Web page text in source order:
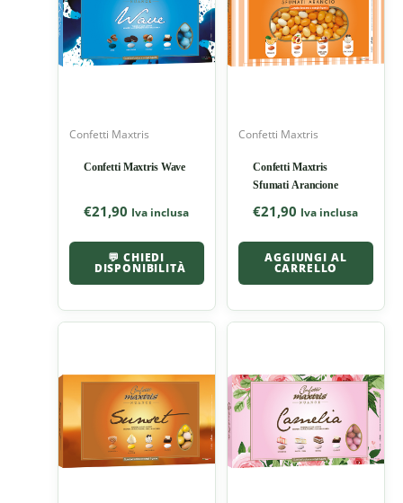
Confetti Maxtris
Confetti Maxtris Wave
€21,90 Iva inclusa
💬 CHIEDI
DISPONIBILITÀ
Confetti Maxtris
Confetti Maxtris
Sfumati Arancione
€21,90 Iva inclusa
AGGIUNGI AL
CARRELLO